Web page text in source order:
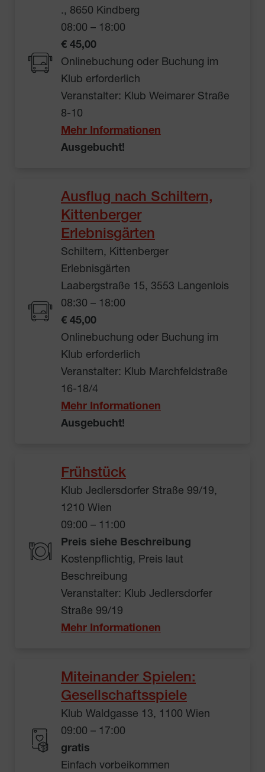
., 8650 Kindberg
08:00 – 18:00
€ 45,00
Onlinebuchung oder Buchung im
Klub erforderlich
Veranstalter: Klub Weimarer Straße
8-10
Mehr Informationen
Ausgebucht!
Ausflug nach Schiltern,
Kittenberger
Erlebnisgärten
Schiltern, Kittenberger
Erlebnisgärten
Laabergstraße 15, 3553 Langenlois
08:30 – 18:00
€ 45,00
Onlinebuchung oder Buchung im
Klub erforderlich
Veranstalter: Klub Marchfeldstraße
16-18/4
Mehr Informationen
Ausgebucht!
Frühstück
Klub Jedlersdorfer Straße 99/19,
1210 Wien
09:00 – 11:00
Preis siehe Beschreibung
Kostenpflichtig, Preis laut
Beschreibung
Veranstalter: Klub Jedlersdorfer
Straße 99/19
Mehr Informationen
Miteinander Spielen:
Gesellschaftsspiele
Klub Waldgasse 13, 1100 Wien
09:00 – 17:00
gratis
Einfach vorbeikommen